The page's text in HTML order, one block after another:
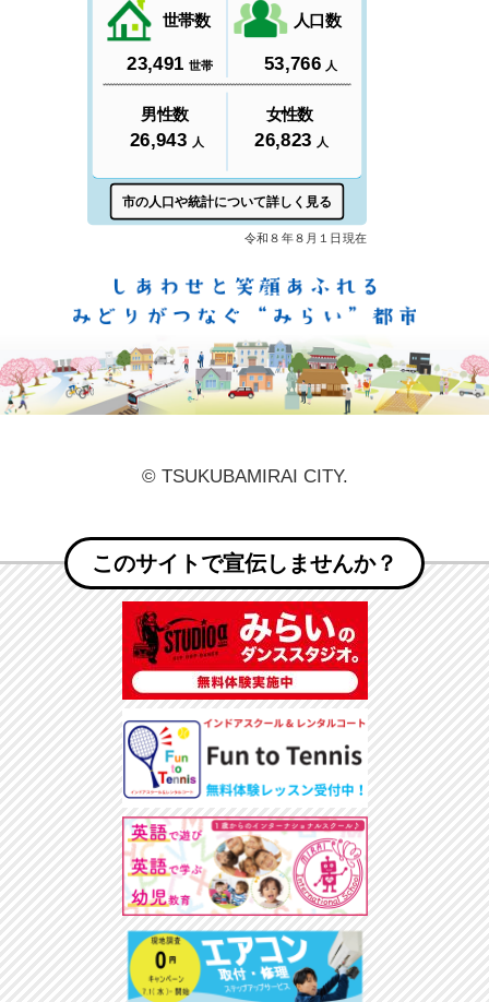
© TSUKUBAMIRAI CITY.
このサイトで宣伝しませんか？